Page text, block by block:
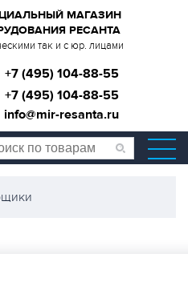
МАГАЗИН
РЕСАНТА
так и с юр. лицами
+7 (495) 104-88-55
+7 (495) 104-88-55
info@mir-resanta.ru